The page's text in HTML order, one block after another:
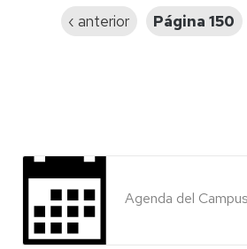
Página
‹ anterior Página 150
Agenda del Campus